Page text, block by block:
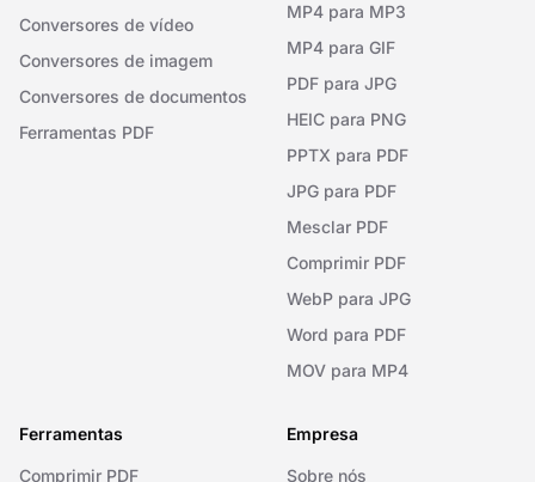
Conversores de vídeo
Conversores de imagem
Conversores de documentos
Ferramentas PDF
MP4 para MP3
MP4 para GIF
PDF para JPG
HEIC para PNG
PPTX para PDF
JPG para PDF
Mesclar PDF
Comprimir PDF
WebP para JPG
Word para PDF
MOV para MP4
Ferramentas
Comprimir PDF
Empresa
Sobre nós